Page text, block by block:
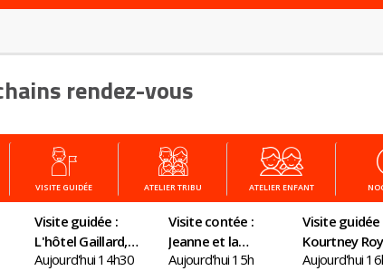
rendez-vous
VISITE GUIDÉE ATELIER TRIBU ATELIER ENFANT
Visite guidée :
L'hôtel Gaillard,
un château en
Aujourd'hui 14h30
Visite contée :
Jeanne et la
quête du remède
Aujourd'hui 15h
Visite guidée
Kourtney Roy
Inclusive
Aujourd'hui